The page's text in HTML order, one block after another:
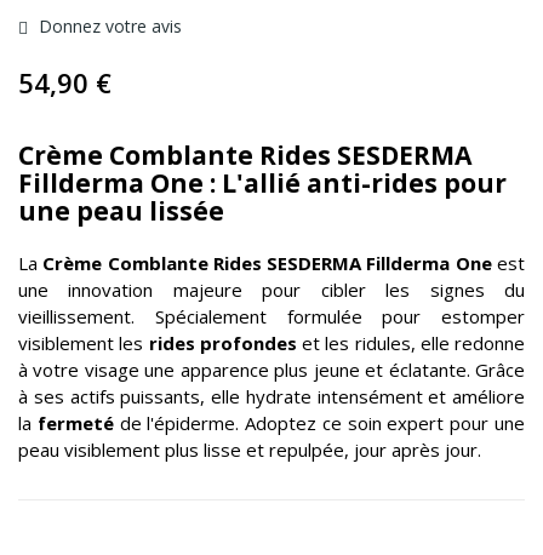
Donnez votre avis
54,90 €
Crème Comblante Rides SESDERMA
Fillderma One : L'allié anti-rides pour
une peau lissée
La Crème Comblante Rides SESDERMA Fillderma Oneest
une innovation majeure pour cibler les signes du
vieillissement. Spécialement formulée pour estomper
visiblement les rides profondes et les ridules, elle redonne
à votre visage une apparence plus jeune et éclatante. Grâce
à ses actifs puissants, elle hydrate intensément et améliore
la fermetéde l'épiderme. Adoptez ce soin expert pour une
peau visiblement plus lisse et repulpée, jour après jour.